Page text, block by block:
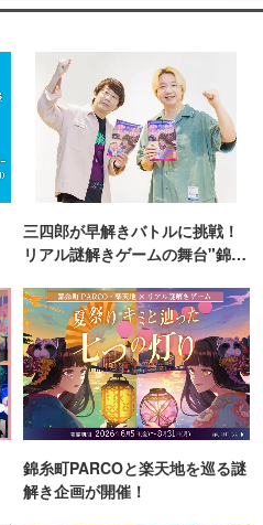
三四郎が早解きバトルに挑戦！
リアル謎解きゲームの舞台"錦糸
錦糸町PARCOと楽天地を巡る謎
解き企画が開催！